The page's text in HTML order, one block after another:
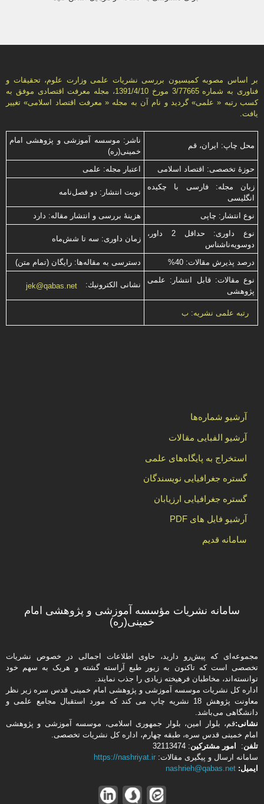
بر اساس مصوبه کمیسیون بررسی نشریات علمی وزارت علوم، تحقیقات و
فناوری به شماره 3/77665 مورخ 1391/4/10، مجله معرفت اقتصادی موفق به
کسب رتبه « علمی» گردید و نام آن به مجله « معرفت اقتصاد اسلامی» تغییر
یافت.
محل چاپ: ایران، قم
ناشر: موسسه آموزشی و پژوهشی امام
خمینی(ره)
حوزۀ تخصصی: اقتصاد اسلامی
اعتبار مجله: علمی
زبان مجله: فارسی با چكیده
انگلیسی
نوبت انتشار: دو فصل‌نامه
نوع انتشار: چاپی
هزینۀ بررسی و انتشار مقاله: دارد
نوع داوری: حداقل 2 داور،
دوسویه‌ناشناس
زمان داوری: سه تا شش‌ماه
درصد پذیرش مقالات: 40%
دسترسی به مقاله‌ها: رایگان (تمام متن)
نوع مقالات: قابل انتشار: علمی
پژوهشی
نشانی الكترونیك: jek@qabas.net
رتبه علمی نشریه: ب
آرشیو شماره‌ها
آرشیو الفبایی مقالات
استخراج به پایگاه‌های علمی
گستره جغرافیایی نویسندگان
گستره جغرافیایی ارزیابان
آرشیو فایل های PDF
سامانه قدیم
سامانه نشریات مؤسسه آموزشی و پژوهشی امام
خمینی(ره)
مجموعه‌ای که پیش‌رو دارید،‌ حاوی اطلاعات اجمالی در خصوص نشریات
تخصصی است که تاکنون به زیور طبع آراسته گشته و هریک به سهم خود
توانسته‌اند، مخاطبان فرهیخته‌ زیادی را جذب نمایند.
اداره كل نشریات موسسه آموزشی و پژوهشی امام خمینی قدس سره زیر نظر
معاونت پژوهش 18 نشریه چاپ می کند که مورد استقبال مجامع علمی و
دانشگاهی می‌باشد.
نشانی:قم، بلوار امین، بلوار جمهوری اسلامی، موسسه آموزشی و پژوهشی
امام خمینی قدس سره، طبقه چهارم، اداره كل نشریات تخصصی.
تلفن: امور مشتركین: 32113474
سامانه ارسال و پیگیری مقالات: https://nashriyat.ir
ایمیل: nashrieh@qabas.net